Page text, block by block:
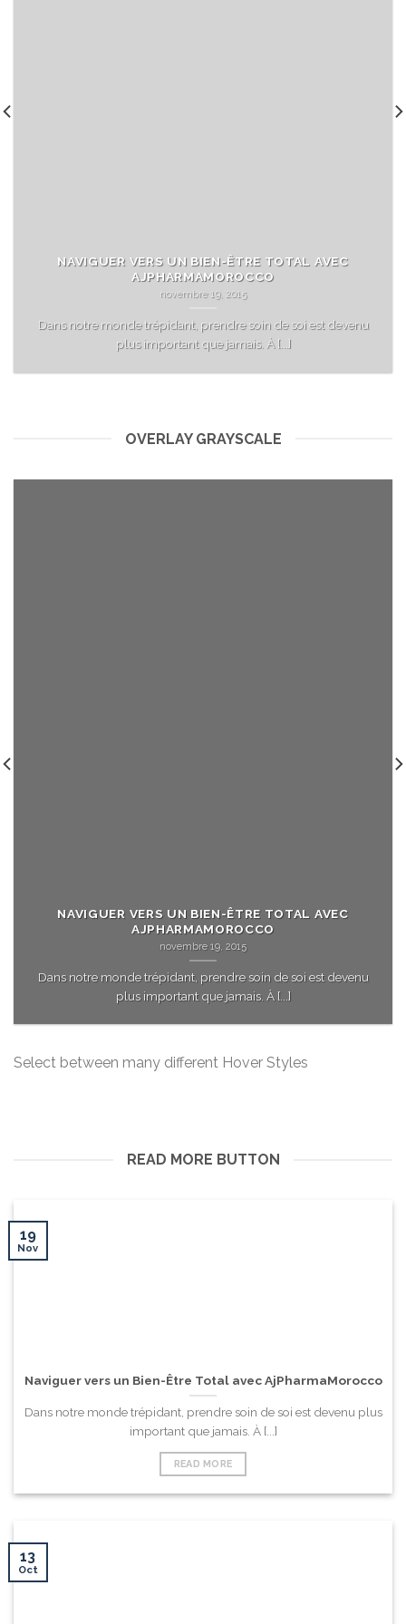
NAVIGUER VERS UN BIEN-ÊTRE TOTAL AVEC
AJPHARMAMOROCCO
novembre 19, 2015
Dans notre monde trépidant, prendre soin de soi est devenu
plus important que jamais. À [...]
OVERLAY GRAYSCALE
NAVIGUER VERS UN BIEN-ÊTRE TOTAL AVEC
AJPHARMAMOROCCO
novembre 19, 2015
Dans notre monde trépidant, prendre soin de soi est devenu
plus important que jamais. À [...]
Select between many different Hover Styles
READ MORE BUTTON
Naviguer vers un Bien-Être Total avec AjPharmaMorocco
Dans notre monde trépidant, prendre soin de soi est devenu plus
important que jamais. À [...]
READ MORE
19
Nov
13
Oct